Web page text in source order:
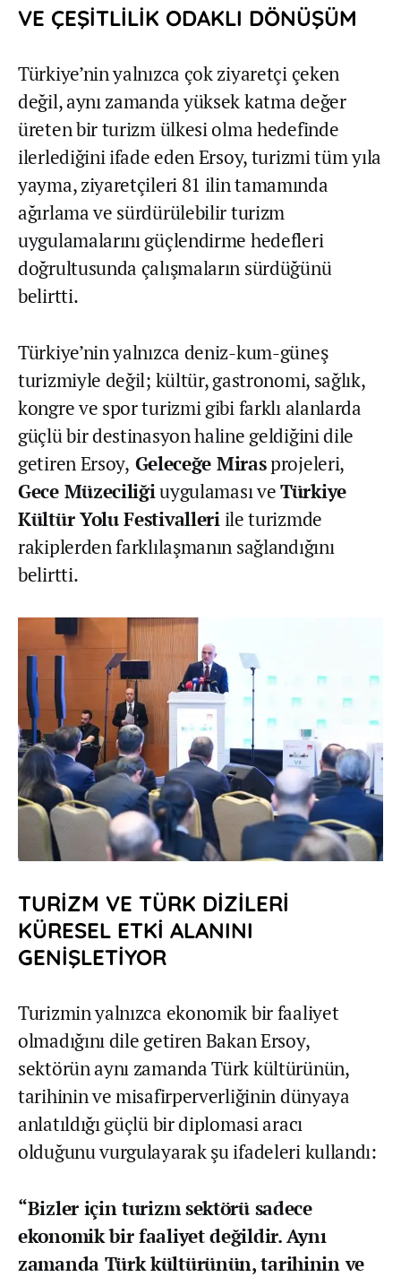
VE ÇEŞİTLİLİK ODAKLI DÖNÜŞÜM
Türkiye’nin yalnızca çok ziyaretçi çeken
değil, aynı zamanda yüksek katma değer
üreten bir turizm ülkesi olma hedefinde
ilerlediğini ifade eden Ersoy, turizmi tüm yıla
yayma, ziyaretçileri 81 ilin tamamında
ağırlama ve sürdürülebilir turizm
uygulamalarını güçlendirme hedefleri
doğrultusunda çalışmaların sürdüğünü
belirtti.
Türkiye’nin yalnızca deniz-kum-güneş
turizmiyle değil; kültür, gastronomi, sağlık,
kongre ve spor turizmi gibi farklı alanlarda
güçlü bir destinasyon haline geldiğini dile
getiren Ersoy, Geleceğe Mirasprojeleri,
Gece Müzeciliğiuygulaması veTürkiye
Kültür Yolu Festivalleri ile turizmde
rakiplerden farklılaşmanın sağlandığını
belirtti.
TURİZM VE TÜRK DİZİLERİ
KÜRESEL ETKİ ALANINI
GENİŞLETİYOR
Turizmin yalnızca ekonomik bir faaliyet
olmadığını dile getiren Bakan Ersoy,
sektörün aynı zamanda Türk kültürünün,
tarihinin ve misafirperverliğinin dünyaya
anlatıldığı güçlü bir diplomasi aracı
olduğunu vurgulayarak şu ifadeleri kullandı:
“Bizler için turizm sektörü sadece
ekonomik bir faaliyet değildir. Aynı
zamanda Türk kültürünün, tarihinin ve